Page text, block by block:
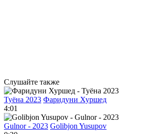
Слушайте также
Туёна 2023 Фаридуни Хуршед
4:01
Gulnor - 2023 Golibjon Yusupov